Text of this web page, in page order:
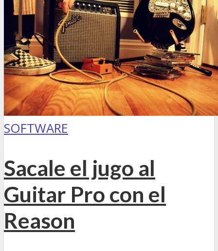
SOFTWARE
Sacale el jugo al
Guitar Pro con el
Reason